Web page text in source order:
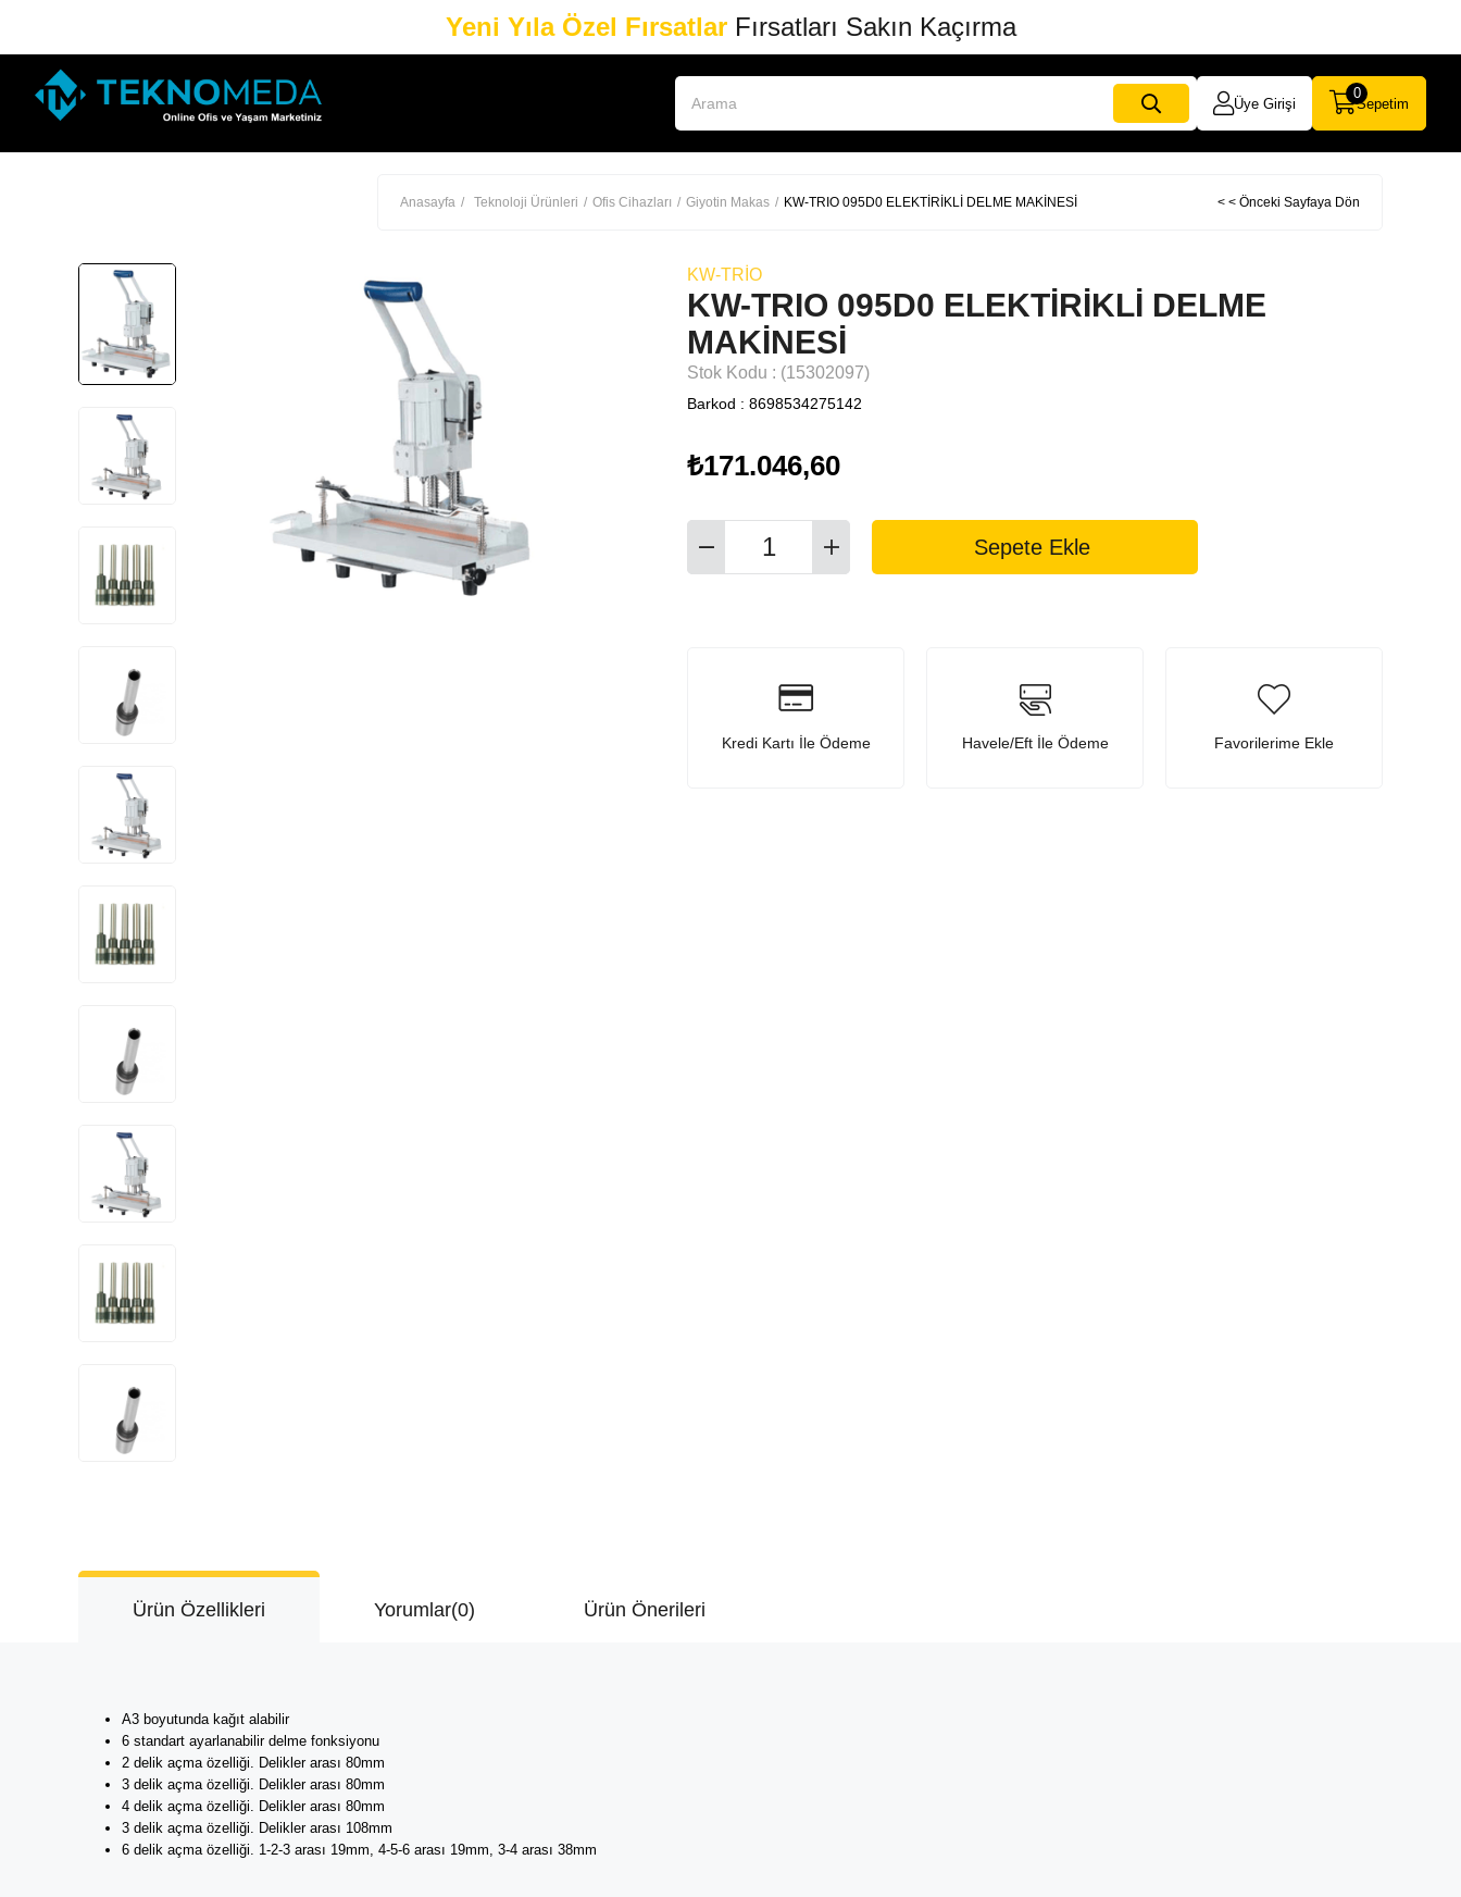
Yeni Yıla Özel FırsatlarFırsatları Sakın Kaçırma
Üye Girişi Sepetim
0
Anasayfa Teknoloji Ürünleri Ofis Cihazları Giyotin Makas KW-TRIO 095D0 ELEKTİRİKLİ DELME MAKİNESİ < < Önceki Sayfaya Dön
KW-TRIO
KW-TRIO 095D0 ELEKTİRİKLİ DELME
MAKİNESİ
Stok Kodu (15302097)
Barkod : 8698534275142
₺171.046,60
Kredi Kartı İle Ödeme Havele/Eft İle Ödeme Favorilerime Ekle
Ürün Özellikleri Yorumlar(0) Ürün Önerileri
A3 boyutunda kağıt alabilir
6 standart ayarlanabilir delme fonksiyonu
2 delik açma özelliği. Delikler arası 80mm
3 delik açma özelliği. Delikler arası 80mm
4 delik açma özelliği. Delikler arası 80mm
3 delik açma özelliği. Delikler arası 108mm
6 delik açma özelliği. 1-2-3 arası 19mm, 4-5-6 arası 19mm, 3-4 arası 38mm